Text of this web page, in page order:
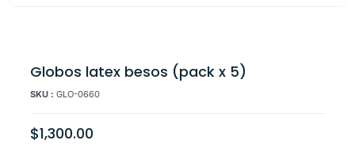
Globos latex besos (pack x 5)
SKU : GLO-0660
$1,300.00